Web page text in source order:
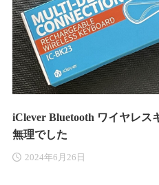
iClever Bluetooth ワイヤレス
無理でした
2024年6月26日